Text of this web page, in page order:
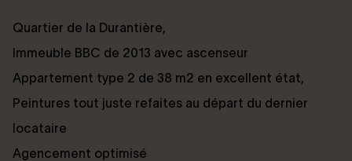
Quartier de la Durantière,
Immeuble BBC de 2013 avec ascenseur
Appartement type 2 de 38 m2 en excellent état,
Peintures tout juste refaites au départ du dernier
locataire
Agencement optimisé